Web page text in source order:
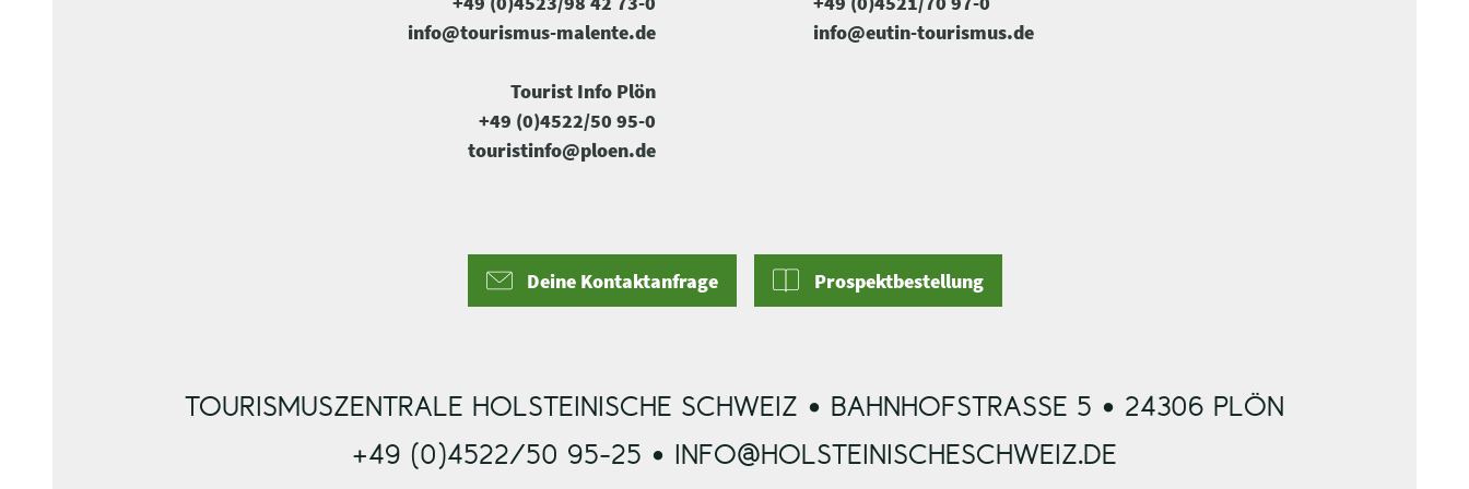
info@tourismus-malente.de
Tourist Info Plön
+49 (0)4522/50 95-0
touristinfo@ploen.de
info@eutin-tourismus.de
Deine Kontaktanfrage Prospektbestellung
TOURISMUSZENTRALE HOLSTEINISCHE SCHWEIZ • BAHNHOFSTRASSE 5 • 24306 PLÖN
+49 (0)4522/50 95-25 • INFO@HOLSTEINISCHESCHWEIZ.DE